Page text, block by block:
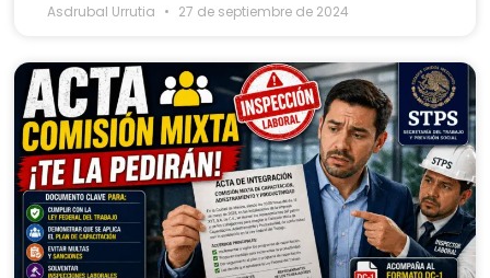
Asdrubal Urrutia 27 de septiembre de 2024